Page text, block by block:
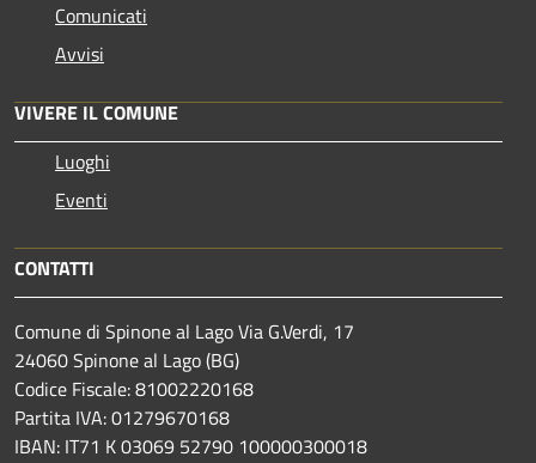
Comunicati
Avvisi
VIVERE IL COMUNE
Luoghi
Eventi
CONTATTI
Comune di Spinone al Lago Via G.Verdi, 17
24060 Spinone al Lago (BG)
Codice Fiscale: 81002220168
Partita IVA: 01279670168
IBAN: IT71 K 03069 52790 100000300018